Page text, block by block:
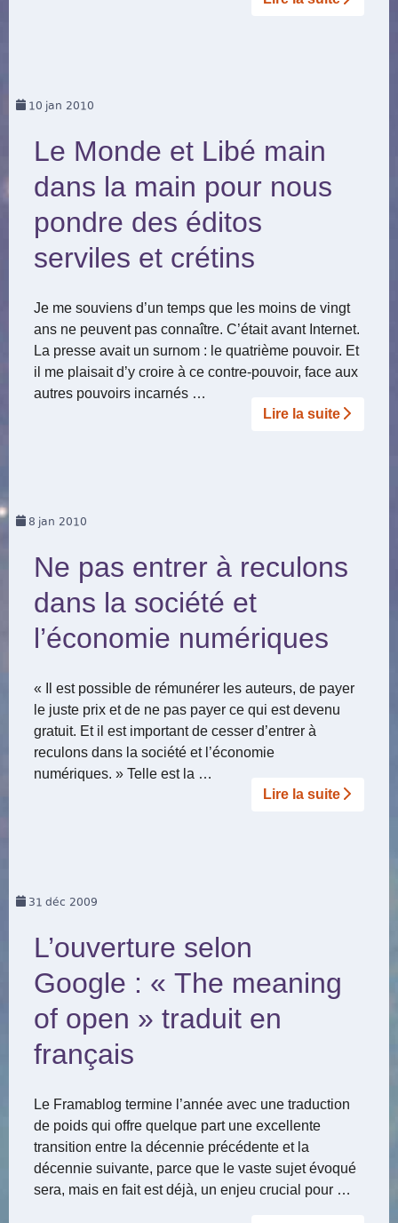
10 jan 2010
Le Monde et Libé main
dans la main pour nous
pondre des éditos
serviles et crétins
Je me souviens d’un temps que les moins de vingt
ans ne peuvent pas connaître. C’était avant Internet.
La presse avait un surnom : le quatrième pouvoir. Et
il me plaisait d’y croire à ce contre-pouvoir, face aux
autres pouvoirs incarnés …
Lire la suite­­
8 jan 2010
Ne pas entrer à reculons
dans la société et
l’économie numériques
« Il est possible de rémunérer les auteurs, de payer
le juste prix et de ne pas payer ce qui est devenu
gratuit. Et il est important de cesser d’entrer à
reculons dans la société et l’économie
numériques. » Telle est la …
Lire la suite­­
31 déc 2009
L’ouverture selon
Google : « The meaning
of open » traduit en
français
Le Framablog termine l’année avec une traduction
de poids qui offre quelque part une excellente
transition entre la décennie précédente et la
décennie suivante, parce que le vaste sujet évoqué
sera, mais en fait est déjà, un enjeu crucial pour …